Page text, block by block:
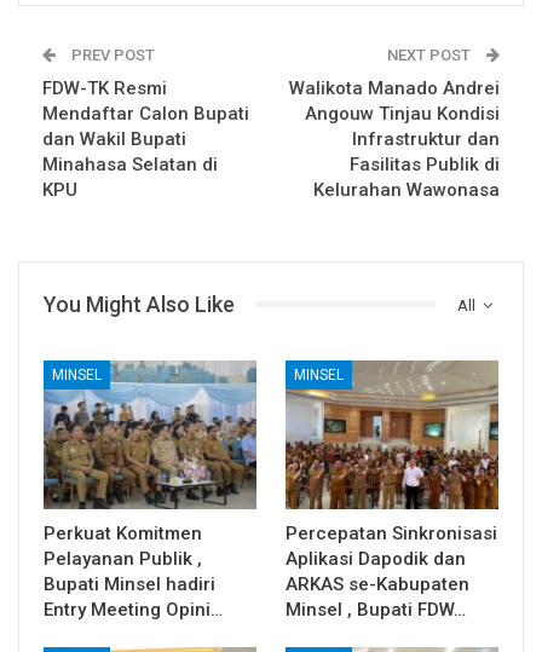
PREV POST
FDW-TK Resmi
Mendaftar Calon Bupati
dan Wakil Bupati
Minahasa Selatan di
KPU
NEXT POST
Walikota Manado Andrei
Angouw Tinjau Kondisi
Infrastruktur dan
Fasilitas Publik di
Kelurahan Wawonasa
All
You Might Also Like
MINSEL
Perkuat Komitmen
Pelayanan Publik ,
Bupati Minsel hadiri
Entry Meeting Opini…
MINSEL
Percepatan Sinkronisasi
Aplikasi Dapodik dan
ARKAS se-Kabupaten
Minsel , Bupati FDW…